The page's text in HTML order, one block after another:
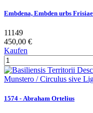
Embdena, Embden urbs
11149
450,00 €
Kaufen
1574 - Abraham Ortelius